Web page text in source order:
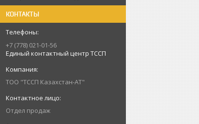
КОНТАКТЫ
+7 (778) 021-01-56
Единый контактный центр ТССП
ТОО "ТССП Казахстан-АТ"
Отдел продаж